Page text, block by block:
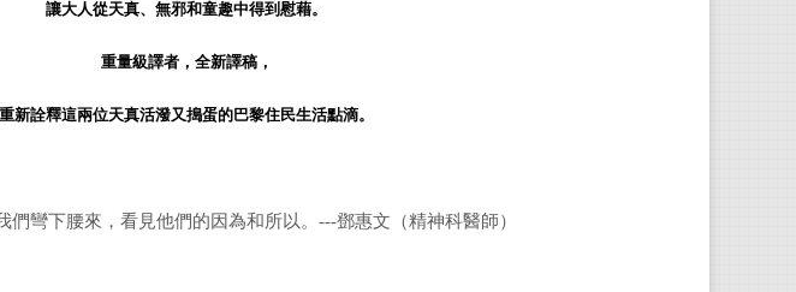
讓大人從天真、無邪和童趣中得到慰藉。
重量級譯者，全新譯稿，
重新詮釋這兩位天真活潑又搗蛋的巴黎住民生活點滴。
彎下腰來，看見他們的因為和所以。---鄧惠文（精神科醫師）